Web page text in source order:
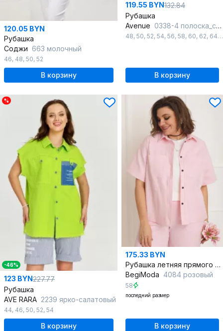
120.05 BYN
Рубашка
Соджи 663 молочный
46, 48, 50, 52
В корзину
119.55 BYN132.84
Рубашка
Avenue 0338-4 полоска_серый+молочный
48, 50, 52, 54, 56, 58, 60, 62, 64,
В корзину
%
-46%
123 BYN227.77
Рубашка
AVE RARA 2239 ярко-салатовый
44, 46, 50, 52, 54
В корзину
175.33 BYN
Рубашка летняя прямого силуэта с рукавом фонарик
BegiModa 4084 розовый
58
последний размер
В корзину